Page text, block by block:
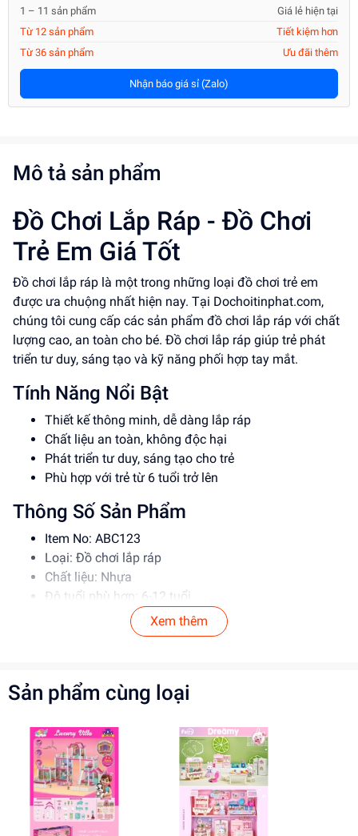
1 – 11 sản phẩm
Giá lẻ hiện tại
Từ 12 sản phẩm
Tiết kiệm hơn
Từ 36 sản phẩm
Ưu đãi thêm
Nhận báo giá sỉ (Zalo)
Mô tả sản phẩm
Đồ Chơi Lắp Ráp - Đồ Chơi
Trẻ Em Giá Tốt
Đồ chơi lắp ráp là một trong những loại đồ chơi trẻ em
được ưa chuộng nhất hiện nay. Tại Dochoitinphat.com,
chúng tôi cung cấp các sản phẩm đồ chơi lắp ráp với chất
lượng cao, an toàn cho bé. Đồ chơi lắp ráp giúp trẻ phát
triển tư duy, sáng tạo và kỹ năng phối hợp tay mắt.
Tính Năng Nổi Bật
Thiết kế thông minh, dễ dàng lắp ráp
Chất liệu an toàn, không độc hại
Phát triển tư duy, sáng tạo cho trẻ
Phù hợp với trẻ từ 6 tuổi trở lên
Thông Số Sản Phẩm
Item No: ABC123
Loại: Đồ chơi lắp ráp
Chất liệu: Nhựa
Độ tuổi phù hợp: 6-12 tuổi
Hướng Dẫn Sử Dụng
Giám sát trẻ khi chơi để tránh tai nạn
Lợi Ích Phát Triển
Phát triển tư duy, sáng tạo cho trẻ
Rèn luyện kỹ năng phối hợp tay mắt
Tăng cường khả năng giải quyết vấn đề
Mua ngay tạidochoitinphat.com, chúng tôi cung cấp giá sỉ
Xem thêm
Sản phẩm cùng loại